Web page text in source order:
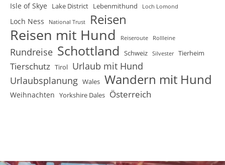
Isle of Skye Lake District Lebenmithund Loch Lomond
Loch Ness National Trust Reisen
Reisen mit Hund Reiseroute Rollleine
Rundreise Schottland Schweiz Silvester Tierheim
Tierschutz Tirol Urlaub mit Hund
Urlaubsplanung Wales Wandern mit Hund
Weihnachten Yorkshire Dales Österreich